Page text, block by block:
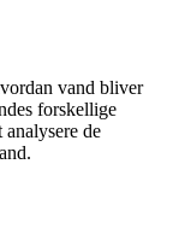
vand bliver
forskellige
de